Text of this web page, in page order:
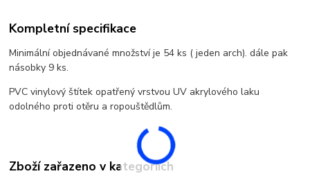
Kompletní specifikace
Minimální objednávané množství je 54 ks ( jeden arch). dále pak
násobky 9 ks.
PVC vinylový štítek opatřený vrstvou UV akrylového laku
odolného proti otěru a ropouštědlům.
Zboží zařazeno v kategoriích